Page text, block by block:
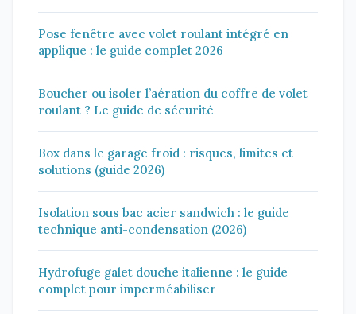
Pose fenêtre avec volet roulant intégré en
applique : le guide complet 2026
Boucher ou isoler l’aération du coffre de volet
roulant ? Le guide de sécurité
Box dans le garage froid : risques, limites et
solutions (guide 2026)
Isolation sous bac acier sandwich : le guide
technique anti-condensation (2026)
Hydrofuge galet douche italienne : le guide
complet pour imperméabiliser